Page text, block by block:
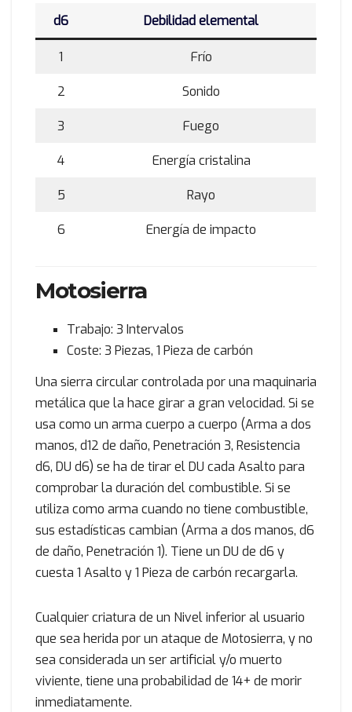
d6 Debilidad elemental
1 Frío
2 Sonido
3 Fuego
4 Energía cristalina
5 Rayo
6 Energía de impacto
Motosierra
Trabajo: 3 Intervalos
Coste: 3 Piezas, 1 Pieza de carbón
Una sierra circular controlada por una maquinaria
metálica que la hace girar a gran velocidad. Si se
usa como un arma cuerpo a cuerpo (Arma a dos
manos, d12 de daño, Penetración 3, Resistencia
d6, DU d6) se ha de tirar el DU cada Asalto para
comprobar la duración del combustible. Si se
utiliza como arma cuando no tiene combustible,
sus estadísticas cambian (Arma a dos manos, d6
de daño, Penetración 1). Tiene un DU de d6 y
cuesta 1 Asalto y 1 Pieza de carbón recargarla.
Cualquier criatura de un Nivel inferior al usuario
que sea herida por un ataque de Motosierra, y no
sea considerada un ser artificial y/o muerto
viviente, tiene una probabilidad de 14+ de morir
inmediatamente.